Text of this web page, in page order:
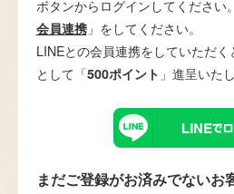
ボタンからログインしてください
会員連携」をしてください。
LINEとの会員連携をしていただ
として「500ポイント 」進呈いた
まだご登録がお済みでないお